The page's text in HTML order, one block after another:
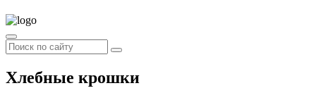
Хлебные крошки